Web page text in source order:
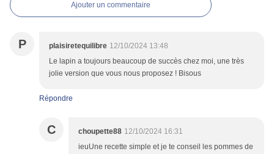
Ajouter un commentaire
P plaisiretequilibre 12/10/2024 13:48
Le lapin a toujours beaucoup de succès chez moi, une très
jolie version que vous nous proposez ! Bisous
Répondre
C choupette88 12/10/2024 16:31
ieuUne recette simple et je te conseil les pommes de